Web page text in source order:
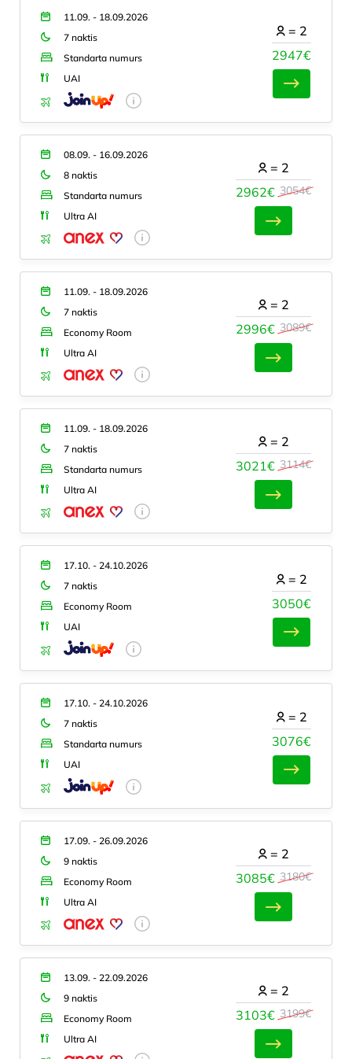
11.09. - 18.09.2026
7 naktis
Standarta numurs
UAI
2947€
= 2
08.09. - 16.09.2026
8 naktis
Standarta numurs
Ultra AI
2962€ 3054€
= 2
11.09. - 18.09.2026
7 naktis
Economy Room
Ultra AI
2996€ 3089€
= 2
11.09. - 18.09.2026
7 naktis
Standarta numurs
Ultra AI
3021€ 3114€
= 2
17.10. - 24.10.2026
7 naktis
Economy Room
UAI
3050€
= 2
17.10. - 24.10.2026
7 naktis
Standarta numurs
UAI
3076€
= 2
17.09. - 26.09.2026
9 naktis
Economy Room
Ultra AI
3085€ 3180€
= 2
13.09. - 22.09.2026
9 naktis
Economy Room
Ultra AI
3103€ 3199€
= 2